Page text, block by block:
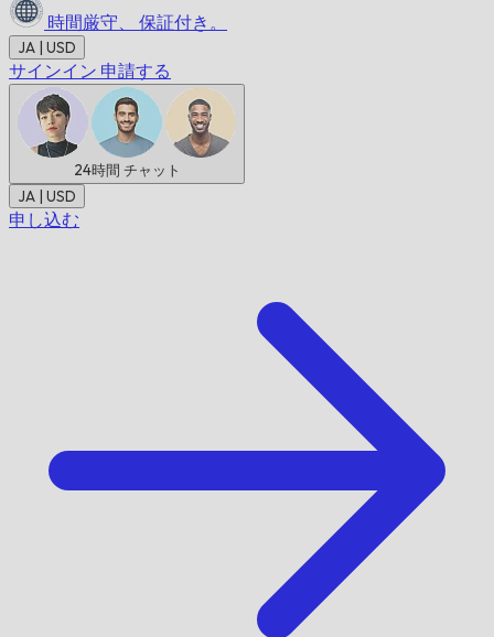
時間厳守、 保証付き。
JA | USD
サインイン 申請する
24時間 チャット
JA | USD
申し込む